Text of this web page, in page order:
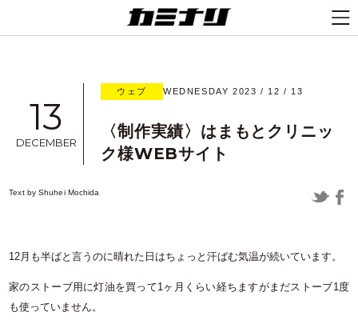
13
DECEMBER
ウェブ WEDNESDAY 2023 / 12 / 13
〈制作実績〉はまもとクリニッ
ク様WEBサイト
Text byShuhei Mochida
12月も半ばと言うのに晴れた日はちょっと汗ばむ気温が続いています。
家のストーブ用に灯油を買って1ヶ月くらい経ちますがまだストーブ1度
も使っていません。